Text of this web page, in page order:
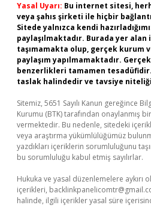
Yasal Uyarı: Bu internet sitesi,
veya şahıs şirketi ile hiçbir
Sitede yalnızca kendi
paylaşılmaktadır. Burada yer
taşımamakta olup, gerçek kurum
paylaşım yapılmamaktadır.
benzerlikleri tamamen
taslak halindedir ve tavsiye
Sitemiz, 5651 Sayılı Kanun gereğince
Kurumu (BTK) tarafından onaylanmış
vermektedir. Bu nedenle, sitedeki
veya araştırma yükümlülüğümüz
yazdıkları içeriklerin sorumluluğunu
bu sorumluluğu kabul etmiş sayılırlar.
Hukuka ve yasal düzenlemelere aykırı
içerikleri,
halinde, ilgili içerikler yasal süre